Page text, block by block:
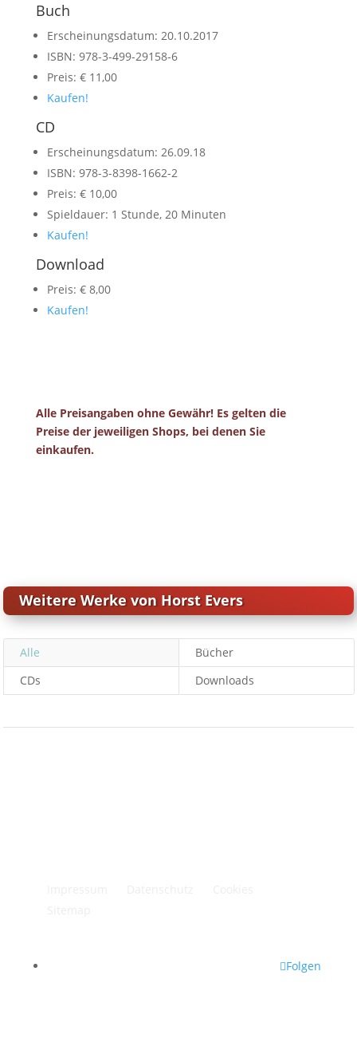
Buch
Erscheinungsdatum: 20.10.2017
ISBN: 978-3-499-29158-6
Preis: € 11,00
Kaufen!
CD
Erscheinungsdatum: 26.09.18
ISBN: 978-3-8398-1662-2
Preis: € 10,00
Spieldauer: 1 Stunde, 20 Minuten
Kaufen!
Download
Preis: € 8,00
Kaufen!
Alle Preisangaben ohne Gewähr! Es gelten die
Preise der jeweiligen Shops, bei denen Sie
einkaufen.
Weitere Werke von Horst Evers
Alle
Bücher
CDs
Downloads
Folgen